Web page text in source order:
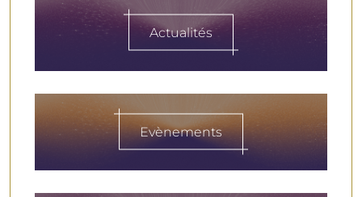
Actualités
Evènements